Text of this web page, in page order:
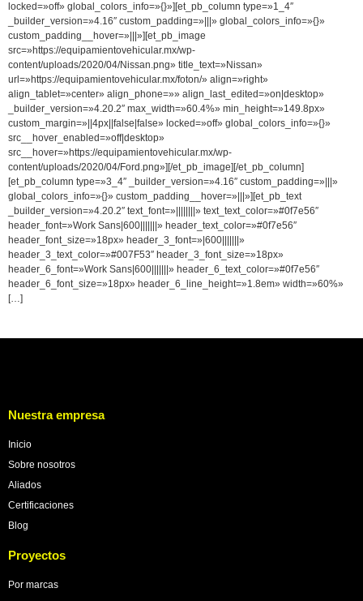
locked=»off» global_colors_info=»{}»][et_pb_column type=»1_4″
_builder_version=»4.16″ custom_padding=»|||» global_colors_info=»{}»
custom_padding__hover=»|||»][et_pb_image
src=»https://equipamientovehicular.mx/wp-
content/uploads/2020/04/Nissan.png» title_text=»Nissan»
url=»https://equipamientovehicular.mx/foton/» align=»right»
align_tablet=»center» align_phone=»» align_last_edited=»on|desktop»
_builder_version=»4.20.2″ max_width=»60.4%» min_height=»149.8px»
custom_margin=»||4px||false|false» locked=»off» global_colors_info=»{}»
src__hover_enabled=»off|desktop»
src__hover=»https://equipamientovehicular.mx/wp-
content/uploads/2020/04/Ford.png»][/et_pb_image][/et_pb_column]
[et_pb_column type=»3_4″ _builder_version=»4.16″ custom_padding=»|||»
global_colors_info=»{}» custom_padding__hover=»|||»][et_pb_text
_builder_version=»4.20.2″ text_font=»||||||||» text_text_color=»#0f7e56″
header_font=»Work Sans|600|||||||» header_text_color=»#0f7e56″
header_font_size=»18px» header_3_font=»|600|||||||»
header_3_text_color=»#007F53″ header_3_font_size=»18px»
header_6_font=»Work Sans|600|||||||» header_6_text_color=»#0f7e56″
header_6_font_size=»18px» header_6_line_height=»1.8em» width=»60%»
[…]
Nuestra empresa
Inicio
Sobre nosotros
Aliados
Certificaciones
Blog
Proyectos
Por marcas